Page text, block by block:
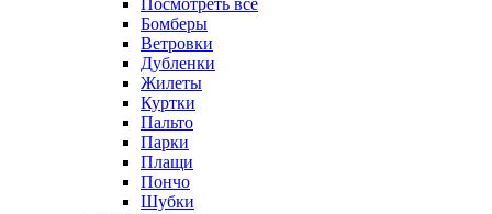
Бомберы
Ветровки
Дубленки
Жилеты
Куртки
Пальто
Парки
Плащи
Пончо
Шубки